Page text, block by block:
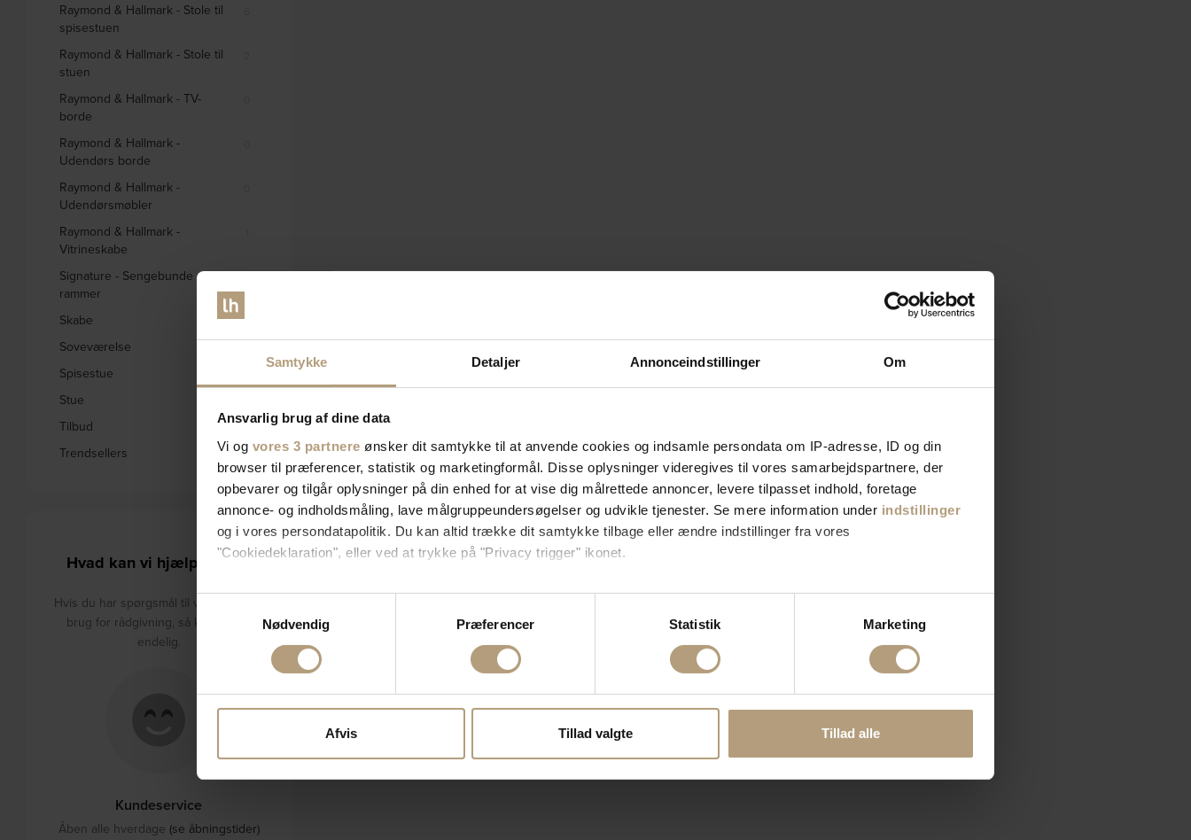
Samtykke Detaljer Annonceindstillinger Om
Ansvarlig brug af dine data
Vi og vores 3 partnere ønsker dit samtykke til at anvende cookies og indsamle persondata om IP-adresse, ID og din
browser til præferencer, statistik og marketingformål. Disse oplysninger videregives til vores samarbejdspartnere, der
opbevarer og tilgår oplysninger på din enhed for at vise dig målrettede annoncer, levere tilpasset indhold, foretage
annonce- og indholdsmåling, lave målgruppeundersøgelser og udvikle tjenester. Se mere information under indstillinger
og i vores persondatapolitik. Du kan altid trække dit samtykke tilbage eller ændre indstillinger fra vores
"Cookiedeklaration", eller ved at trykke på "Privacy trigger" ikonet.
Hvis du tillader det, vil vi også gerne:
Indsamle præcise oplysninger om din placering, der kan være nøjagtig inden for få meter
Identificere din enhed baseret på en scanning af dens unikke karakteristika (fingerprinting)
Dine valg anvendes på hele websitet.
annonceringspartnere og analysepartnere. Vores partnere kan kombinere disse data med andre oplysninger, du har givet
dem, eller som de har indsamlet fra din brug af deres tjenester.
Samtykkevalg
Nødvendig
Præferencer Statistik Marketing
Afvis Tillad valgte Tillad alle
Raymond & Hallmark - Stole til
spisestuen
Raymond & Hallmark - Stole til
stuen
Raymond & Hallmark - TV-
borde
Raymond & Hallmark -
Udendørs borde
Raymond & Hallmark -
Udendørsmøbler
Raymond & Hallmark -
Vitrineskabe
Signature - Sengebunde og
rammer
Skabe 332
Soveværelse
Spisestue
Stue
Tilbud 1842
Trendsellers 571
Hvad kan vi hjælpe med?
Hvis du har spørgsmål til varerne eller
brug for rådgivning, så kontakt os
endelig.
Kundeservice
Åben alle hverdage (se åbningstider)